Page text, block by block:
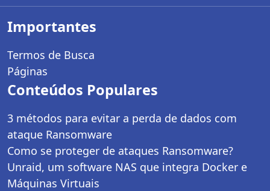
Importantes
Termos de Busca
Páginas
Conteúdos Populares
3 métodos para evitar a perda de dados com
ataque Ransomware
Como se proteger de ataques Ransomware?
Unraid, um software NAS que integra Docker e
Máquinas Virtuais